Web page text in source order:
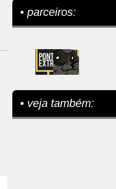
• parceiros:
• veja também: